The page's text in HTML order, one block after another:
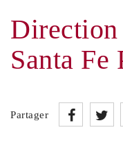
Santa Fe
Partager